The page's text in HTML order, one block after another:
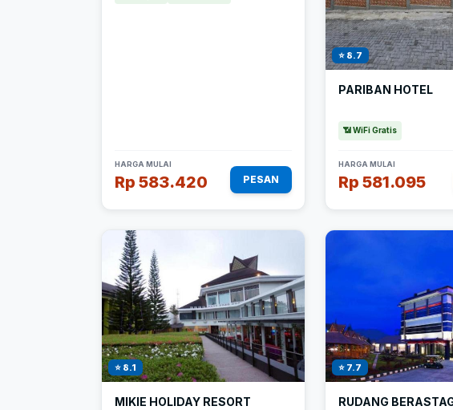
HARGA MULAI
Rp 583.420 PESAN
⭐ 8.7
PARIBAN HOTEL
📶 WiFi Gratis
HARGA MULAI
Rp 581.095
⭐ 8.1
MIKIE HOLIDAY RESORT
⭐ 7.7
RUDANG